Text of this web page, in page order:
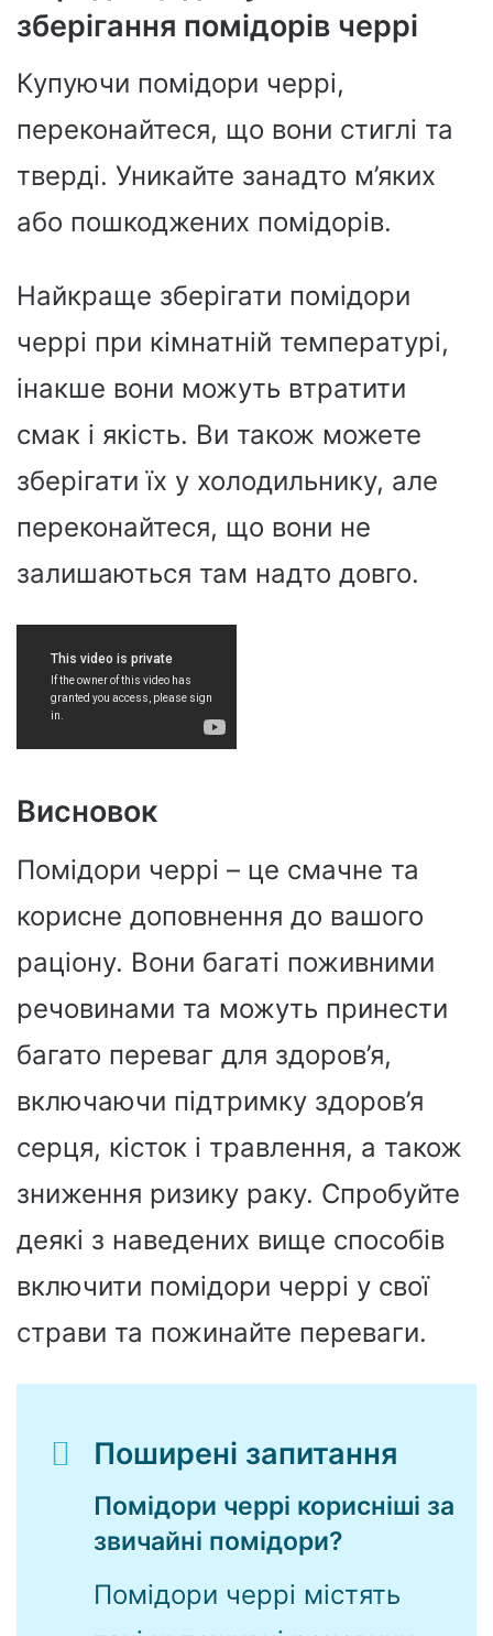
зберігання помідорів черрі
Купуючи помідори черрі,
переконайтеся, що вони стиглі та
тверді. Уникайте занадто м’яких
або пошкоджених помідорів.
Найкраще зберігати помідори
черрі при кімнатній температурі,
інакше вони можуть втратити
смак і якість. Ви також можете
зберігати їх у холодильнику, але
переконайтеся, що вони не
залишаються там надто довго.
Висновок
Помідори черрі – це смачне та
корисне доповнення до вашого
раціону. Вони багаті поживними
речовинами та можуть принести
багато переваг для здоров’я,
включаючи підтримку здоров’я
серця, кісток і травлення, а також
зниження ризику раку. Спробуйте
деякі з наведених вище способів
включити помідори черрі у свої
страви та пожинайте переваги.
Поширені запитання
Помідори черрі корисніші за
звичайні помідори?
Помідори черрі містять